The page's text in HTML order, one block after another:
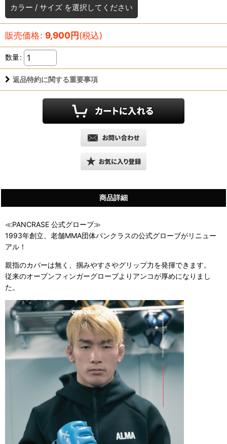
カラー / サイズ を選択してください
販売価格: 9,900円(税込)
数量:
返品特約に関する重要事項
商品詳細
≪PANCRASE 公式グローブ≫
1993年創立、老舗MMA団体パンクラスの公式グローブがリニュー
アル！
親指のカバーは無く、掴みやすさやグリップ力を発揮できます。
従来のオープンフィンガーグローブよりアンコが厚めになりまし
た。